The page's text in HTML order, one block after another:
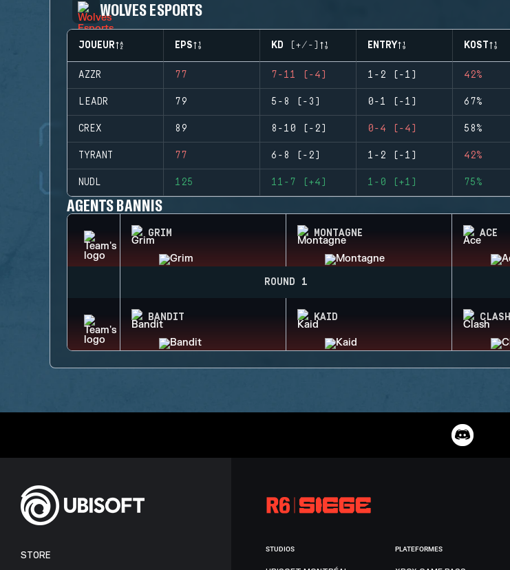
WOLVES ESPORTS
JOUEUR EPS KD (+/-) ENTRY KOST
AZZR 77 7-11 (-4) 1-2 (-1) 42%
LEADR 79 5-8 (-3) 0-1 (-1) 67%
CREX 89 8-10 (-2) 0-4 (-4) 58%
TYRANT 77 6-8 (-2) 1-2 (-1) 42%
NUDL 125 11-7 (+4) 1-0 (+1) 75%
AGENTS BANNIS
GRIM MONTAGNE ACE
ROUND 1
BANDIT KAID CLASH
STORE
STUDIOS PLATEFORMES